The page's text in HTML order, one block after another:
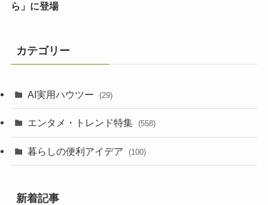
ら」に登場
カテゴリー
AI実用ハウツー (29)
エンタメ・トレンド特集 (558)
暮らしの便利アイデア (100)
新着記事